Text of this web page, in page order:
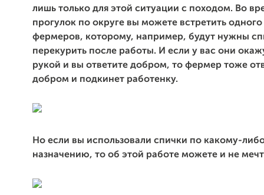
лишь только для этой ситуации с походом. Во
прогулок по округе вы можете встретить
фермеров, которому, например, будут нужны
перекурить после работы. И если у вас они
рукой и вы ответите добром, то фермер тоже
добром и подкинет работенку.
Но если вы использовали спички по какому-
назначению, то об этой работе можете и не